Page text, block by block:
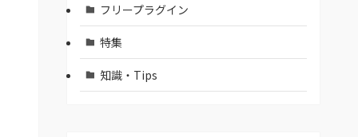
フリープラグイン
特集
知識・Tips